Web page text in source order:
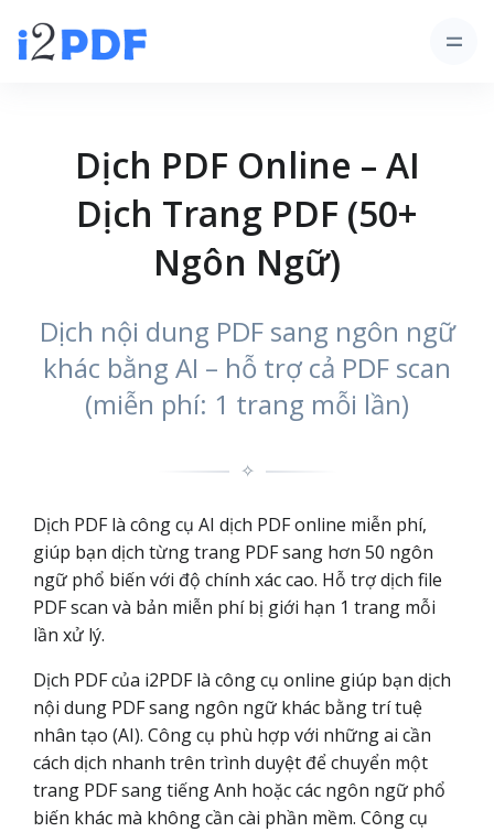
Dịch PDF Online – AI
Dịch Trang PDF (50+
Ngôn Ngữ)
Dịch nội dung PDF sang ngôn ngữ
khác bằng AI – hỗ trợ cả PDF scan
(miễn phí: 1 trang mỗi lần)
✧
Dịch PDF là công cụ AI dịch PDF online miễn phí,
giúp bạn dịch từng trang PDF sang hơn 50 ngôn
ngữ phổ biến với độ chính xác cao. Hỗ trợ dịch file
PDF scan và bản miễn phí bị giới hạn 1 trang mỗi
lần xử lý.
Dịch PDF của i2PDF là công cụ online giúp bạn dịch
nội dung PDF sang ngôn ngữ khác bằng trí tuệ
nhân tạo (AI). Công cụ phù hợp với những ai cần
cách dịch nhanh trên trình duyệt để chuyển một
trang PDF sang tiếng Anh hoặc các ngôn ngữ phổ
biến khác mà không cần cài phần mềm. Công cụ